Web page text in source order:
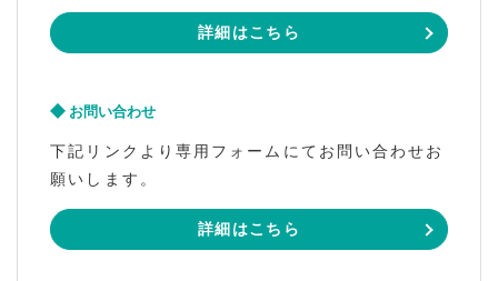
詳細はこちら
お問い合わせ
下記リンクより専用フォームにてお問い合わせお
願いします。
詳細はこちら